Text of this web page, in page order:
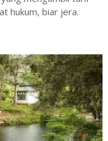
hukum, biar jera.